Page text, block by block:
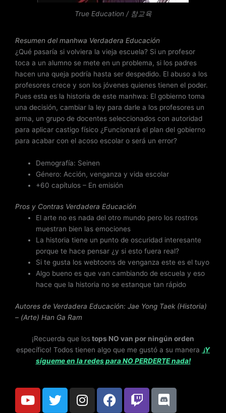
n
4
e
5
True Education / 참교육
Resumen del manhwa Verdadera Educación
¿Qué pasaría si volviera la vieja escuela? Si un profesor
toca a un alumno se mete en un problema, si los padres
hacen una queja podría hasta ser despedido. El abuso a los
profesores crece y son los jóvenes quienes tienen el poder.
Pues esta es la historia de este manhwa: El gobierno toma
una decisión, cambiar la ley para darle a los profesores un
arma, un grupo de docentes seleccionados con autoridad
para aplicar castigo físico ¿Funcionará el plan del gobierno
para acabar con el acoso escolar o será un error?
Demografía: Seinen
Género: Acción, venganza y vida escolar
+60 capítulos – En emisión
Pros y Contras Verdadera Educación
El arte no es nada del otro mundo pero los rostros
muestran bien las emociones
La historia tiene un punto de oscuridad interesante
porque te hace pensar ¿y si esto fuera real?
Si te gusta los webtoons de venganza este es el tuyo
Algo bueno es que van cambiando de escuela y eso
hace que la historia no se estanque tan rápido
Autores de Verdadera Educación: Jae Yong Taek (Historia)
– (Arte) Han Ga Ram
¡Recuerda que lostops NO van por ningún orden
específico! Todos tienen algo que me gustó a su manera ¡Y
sígueme en la redes para NO PERDERTE nada!
Y
o
T
w
I
n
F
a
T
w
D
i